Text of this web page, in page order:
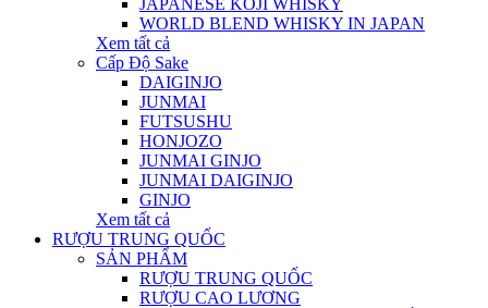
JAPANESE KOJI WHISKY
WORLD BLEND WHISKY IN JAPAN
Xem tất cả
Cấp Độ Sake
DAIGINJO
JUNMAI
FUTSUSHU
HONJOZO
JUNMAI GINJO
JUNMAI DAIGINJO
GINJO
Xem tất cả
RƯỢU TRUNG QUỐC
SẢN PHẨM
RƯỢU TRUNG QUỐC
RƯỢU CAO LƯƠNG